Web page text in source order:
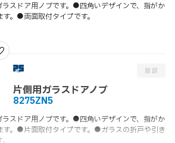
スドア用ノブです。●四角いデザインで、指がか
。●両面取付タイプです。
片側用ガラスドアノブ
8275ZN5
スドア用ノブです。●四角いデザインで、指がか
す。●片面取付タイプです。●ガラスの折戸や引き